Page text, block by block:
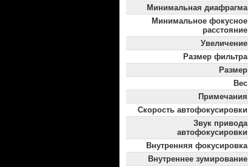
Минимальная диафрагма
Минимальное фокусное
расстояние
Увеличение
Размер фильтра
Размер
Вес
Примечания
Скорость автофокусировки
Звук привода
автофокусировки
Внутренняя фокусировка
Внутреннее зумирование